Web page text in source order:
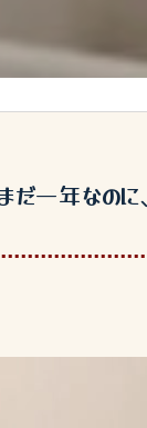
だ一年なの